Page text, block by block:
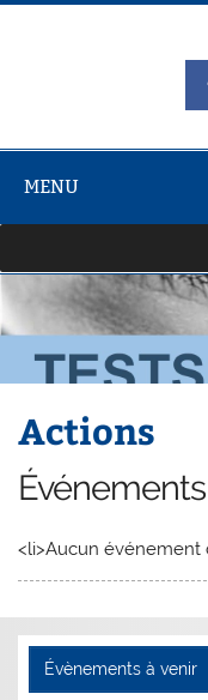
Skip
MENU
Actions
<li>Aucun
Évènements à venir